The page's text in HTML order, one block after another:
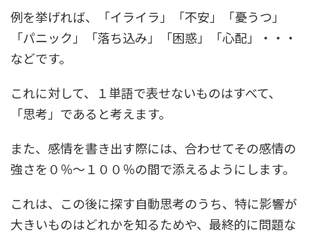
例を挙げれば、「イライラ」「不安」「憂うつ」
「パニック」「落ち込み」「困惑」「心配」・・・
などです。
これに対して、１単語で表せないものはすべて、
「思考」であると考えます。
また、感情を書き出す際には、合わせてその感情の
強さを０％～１００％の間で添えるようにします。
これは、この後に探す自動思考のうち、特に影響が
大きいものはどれかを知るためや、最終的に問題な